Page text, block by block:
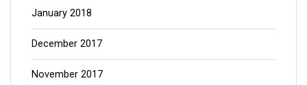
January 2018
December 2017
November 2017